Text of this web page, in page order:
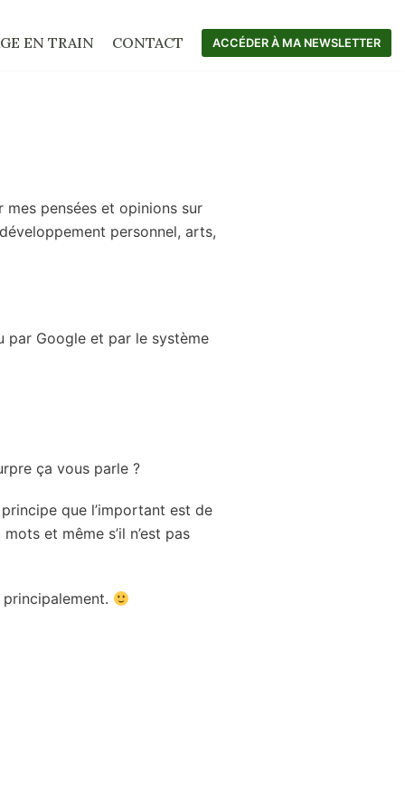
EN TRAIN CONTACT ACCÉDER À MA NEWSLETTER
pensées et opinions sur
personnel, arts,
par Google et par le système
ça vous parle ?
que l’important est de
et même s’il n’est pas
principalement.